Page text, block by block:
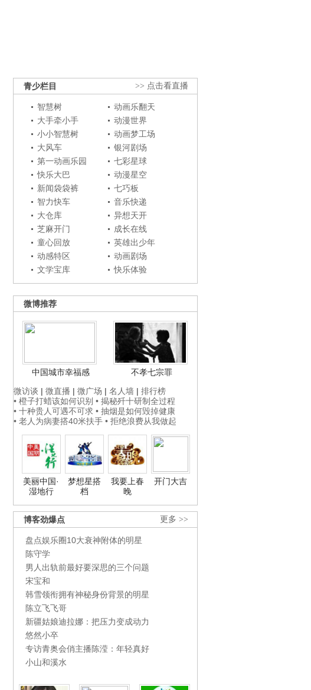
>> 点击看直播
青少栏目
智慧树
动画乐翻天
大手牵小手
动漫世界
小小智慧树
动画梦工场
大风车
银河剧场
第一动画乐园
七彩星球
快乐大巴
动漫星空
新闻袋袋裤
七巧板
智力快车
音乐快递
大仓库
异想天开
芝麻开门
成长在线
童心回放
英雄出少年
动感特区
动画剧场
文学宝库
快乐体验
微博推荐
中国城市幸福感
不孝七宗罪
微访谈 | 微直播 | 微广场 | 名人墙 | 排行榜
• 橙子打蜡该如何识别 • 揭秘歼十研制全过程
• 十种贵人可遇不可求 • 抽烟是如何毁掉健康
• 老人为病妻搭40米扶手 • 拒绝浪费从我做起
美丽中国·
湿地行
梦想星搭
档
我要上春
晚
开门大吉
更多 >>
博客劲爆点
盘点娱乐圈10大衰神附体的明星
陈守学
男人出轨前最好要深思的三个问题
宋宝和
韩雪领衔拥有神秘身份背景的明星
陈立飞飞哥
新疆姑娘迪拉娜：把压力变成动力
悠然小卒
专访青奥会俏主播陈滢：年轻真好
小山和溪水